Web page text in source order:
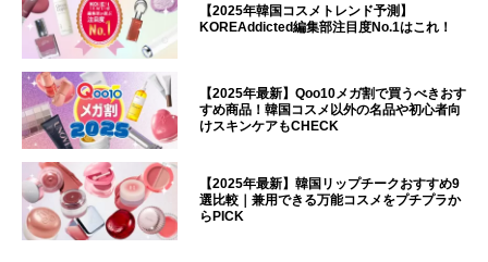
【2025年韓国コスメトレンド予測】
KOREAddicted編集部注目度No.1はこれ！
【2025年最新】Qoo10メガ割で買うべきおす
すめ商品！韓国コスメ以外の名品や初心者向
けスキンケアもCHECK
【2025年最新】韓国リップチークおすすめ9
選比較｜兼用できる万能コスメをプチプラか
らPICK